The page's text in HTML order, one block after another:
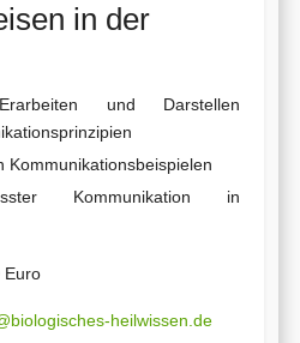
in der
und Darstellen
Kommunikationsbeispielen
Kommunikation in
Euro
heilwissen.de